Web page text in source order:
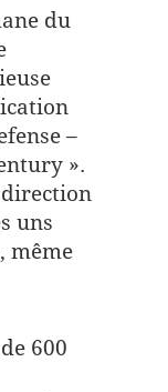
du
–
».
direction
uns
même
600